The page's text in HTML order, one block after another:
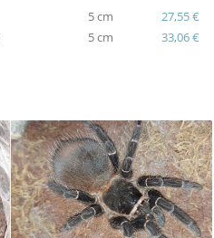
5 cm
27,55 €
5 cm 33,06 €